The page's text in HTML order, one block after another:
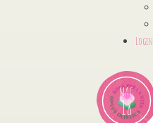
Login
MAG
18